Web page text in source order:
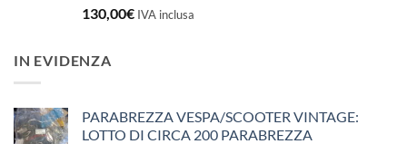
130,00€ IVA inclusa
IN EVIDENZA
PARABREZZA VESPA/SCOOTER VINTAGE:
LOTTO DI CIRCA 200 PARABREZZA